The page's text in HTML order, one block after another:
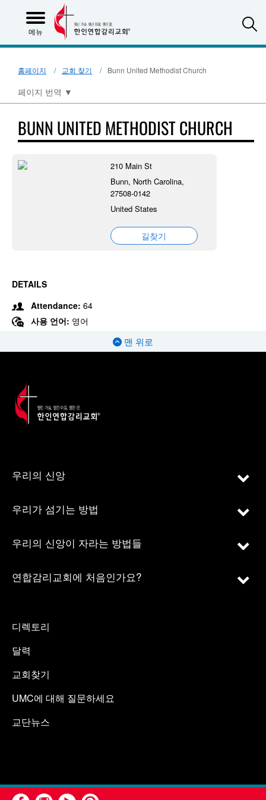
메뉴
홈페이지 교회 찾기 Bunn United Methodist Church
페이지 번역 ▼
BUNN UNITED METHODIST CHURCH
210 Main St
Bunn, North Carolina,
27508-0142
United States
길찾기
DETAILS
Attendance: 64
사용 언어: 영어
맨 위로
우리의 신앙
우리가 섬기는 방법
우리의 신앙이 자라는 방법들
연합감리교회에 처음인가요?
디렉토리
달력
교회찾기
UMC에 대해 질문하세요
교단뉴스